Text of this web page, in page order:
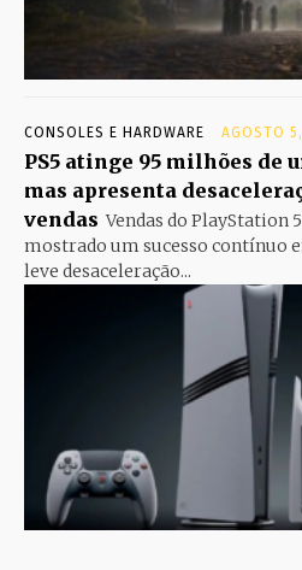
CONSOLES E HARDWARE AGOSTO
PS5 atinge 95 milhões de
mas apresenta
vendas Vendas do PlayStation
mostrado um sucesso contínuo
leve desaceleração...